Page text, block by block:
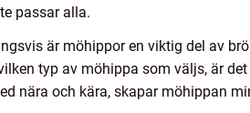
passar alla.
är möhippor en viktig del av
typ av möhippa som väljs, är
nära och kära, skapar möhippan